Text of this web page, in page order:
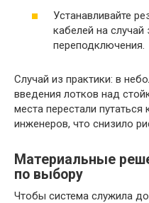
Устанавливайте
кабелей на
переподключения.
Случай из практики: в
введения лотков над
места перестали
инженеров, что снизило
Материальные
по выбору
Чтобы система служила